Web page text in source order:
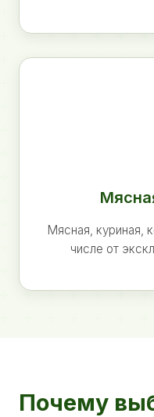
Мясная, куриная,
числе от
Почему